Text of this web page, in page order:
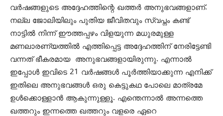
വർഷങ്ങളുടെ അദ്ദേഹത്തിന്റെ ഖത്തർ അനുഭവങ്ങളാണ്.
നല്ല ജോലിയിലും പുതിയ ജീവിതവും സ്വപ്നം കണ്ട്
നാട്ടിൽ നിന്ന് ഈത്തപ്പഴം വിളയുന്ന മധുരമുള്ള
മണലാരണ്യത്തിൽ എത്തിപ്പെട്ട അദ്ദേഹത്തിന് നേരിട്ടേണ്ടി
വന്നത് ഭീകരമായ അനുഭവങ്ങളായിരുന്നു. എന്നാൽ
ഇപ്പോൾ ഇവിടെ 21 വർഷങ്ങൾ പൂർത്തിയാക്കുന്ന എനിക്ക്
ഇതിലെ അനുഭവങ്ങൾ ഒരു കെട്ടുകഥ പോലെ മാത്രമേ
ഉൾക്കൊള്ളാൻ ആകുന്നുള്ളൂ. എന്തെന്നാൽ അന്നത്തെ
ഖത്തറും ഇന്നത്തെ ഖത്തറും വളരെ ഏറെ